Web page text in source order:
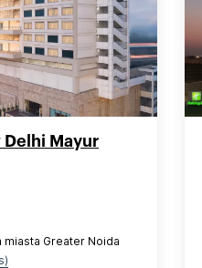
Delhi Mayur
miasta Greater Noida